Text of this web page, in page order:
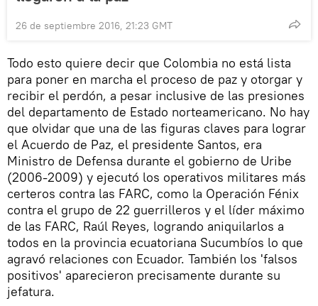
26 de septiembre 2016, 21:23 GMT
Todo esto quiere decir que Colombia no está lista
para poner en marcha el proceso de paz y otorgar y
recibir el perdón, a pesar inclusive de las presiones
del departamento de Estado norteamericano. No hay
que olvidar que una de las figuras claves para lograr
el Acuerdo de Paz, el presidente Santos, era
Ministro de Defensa durante el gobierno de Uribe
(2006-2009) y ejecutó los operativos militares más
certeros contra las FARC, como la Operación Fénix
contra el grupo de 22 guerrilleros y el líder máximo
de las FARC, Raúl Reyes, logrando aniquilarlos a
todos en la provincia ecuatoriana Sucumbíos lo que
agravó relaciones con Ecuador. También los 'falsos
positivos' aparecieron precisamente durante su
jefatura.